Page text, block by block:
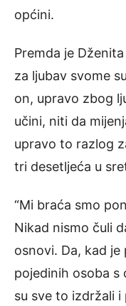
općini.
Premda je
za ljubav svome
on, upravo zbog
učini, niti da
upravo to razlog
tri desetljeća u
“Mi braća smo
Nikad nismo čuli
osnovi. Da, kad
pojedinih osoba s
su sve to izdržali